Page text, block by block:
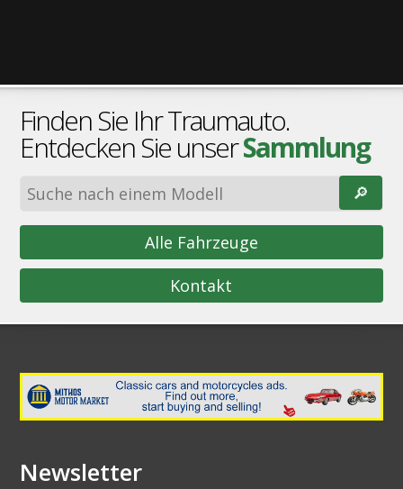
Finden Sie Ihr Traumauto.
Entdecken Sie unserSammlung
🔎︎
Alle Fahrzeuge
Kontakt
Newsletter